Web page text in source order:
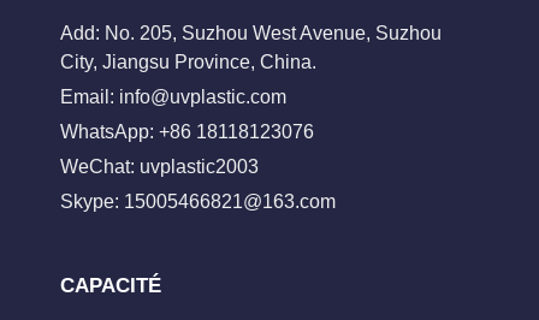
Add: No. 205, Suzhou West Avenue, Suzhou
City, Jiangsu Province, China.
Email: info@uvplastic.com
WhatsApp: +86 18118123076
WeChat: uvplastic2003
Skype: 15005466821@163.com
CAPACITÉ